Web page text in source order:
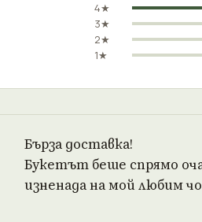
4★
3★
2★
1★
Бърза доставка!
Букетът беше спрямо
изненада на мой любим